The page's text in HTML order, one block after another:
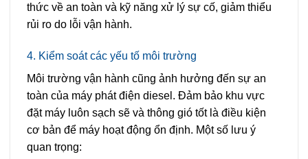
thức về an toàn và kỹ năng xử lý sự cố, giảm thiểu
rủi ro do lỗi vận hành.
4. Kiểm soát các yếu tố môi trường
Môi trường vận hành cũng ảnh hưởng đến sự an
toàn của máy phát điện diesel. Đảm bảo khu vực
đặt máy luôn sạch sẽ và thông gió tốt là điều kiện
cơ bản để máy hoạt động ổn định. Một số lưu ý
quan trọng: